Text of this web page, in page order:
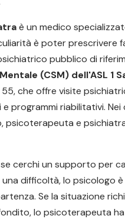
è un medico
è poter prescrivere
pubblico di
(CSM) dell'ASL 1
che offre visite
programmi riabilitativi. Nei
psicoterapeuta e
cerchi un supporto per
difficoltà, lo psicologo
Se la situazione
lo psicoterapeuta